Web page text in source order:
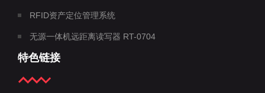
RFID资产定位管理系统
无源一体机远距离读写器 RT-0704
特色链接